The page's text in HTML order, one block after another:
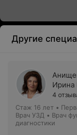
Другие
Ирина
4
Стаж 16 лет •
Врач УЗД • Врач
диагностики